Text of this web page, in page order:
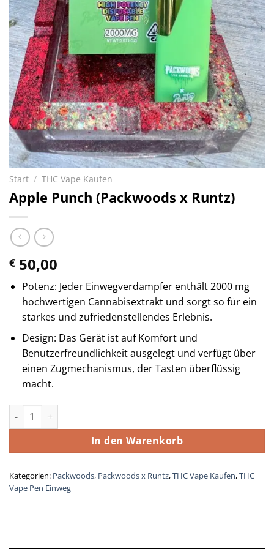
Start / THC Vape Kaufen
Apple Punch (Packwoods x Runtz)
€ 50,00
Potenz: Jeder Einwegverdampfer enthält 2000 mg
hochwertigen Cannabisextrakt und sorgt so für ein
starkes und zufriedenstellendes Erlebnis.
Design: Das Gerät ist auf Komfort und
Benutzerfreundlichkeit ausgelegt und verfügt über
einen Zugmechanismus, der Tasten überflüssig
macht.
Apple Punch (Packwoods x Runtz) Menge
In den Warenkorb
Kategorien: Packwoods, Packwoods x Runtz,THC Vape Kaufen,THC
Vape Pen Einweg